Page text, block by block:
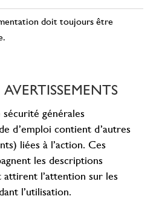
doit toujours être
générales
d’emploi contient d’autres
liées à l’action. Ces
les descriptions
attirent l’attention sur les
l’utilisation.